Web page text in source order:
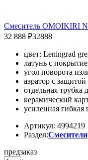
Смеситель OMOIKIRI
32 888 ₽32888
цвет: Leningrad
латунь с
угол поворота
аэратор с защитой
отдельная трубка
керамический
усиленная гибкая
Артикул: 4994219
Раздел:Смесители
предзаказ